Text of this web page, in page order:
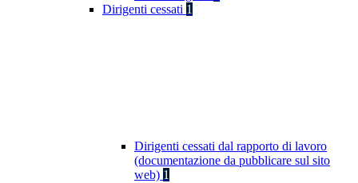
Dirigenti cessati 1
Dirigenti cessati dal rapporto di lavoro
(documentazione da pubblicare sul sito
web) 1